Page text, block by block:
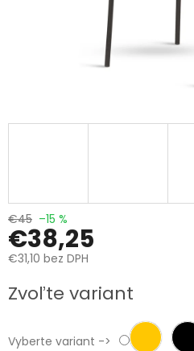
€45 –15 %
€38,25
€31,10 bez DPH
cena:
Zvoľte variant
Vyberte variant ->